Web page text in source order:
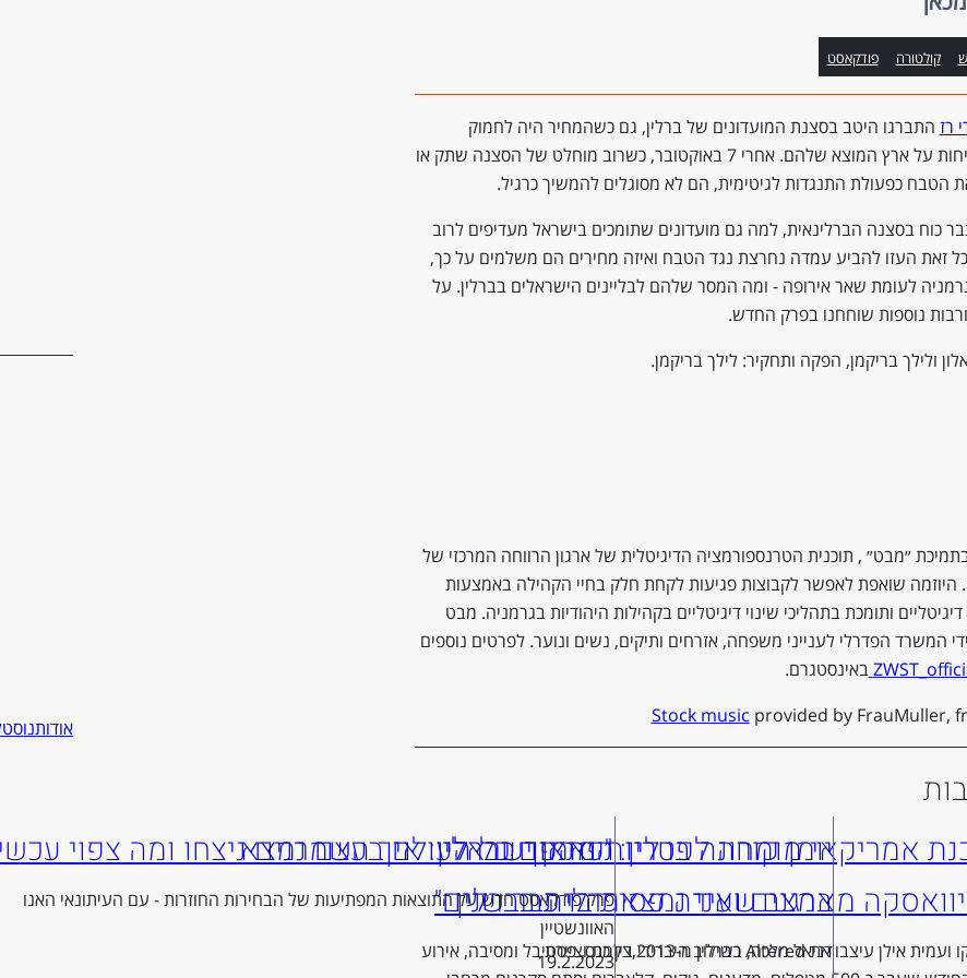
קולטורה פודקאסט
רז התברגו היטב בסצנת המועדונים של ברלין, גם כשהמחיר היה לחמוק
בעדינות משיחות על ארץ המוצא שלהם. אחרי 7 באוקטובר, כשרוב מוחלט של הסצנה שתק או
הטבח כפעולת התנגדות לגיטימית, הם לא מסוגלים להמשיך כרגיל.
כוח בסצנה הברלינאית, למה גם מועדונים שתומכים בישראל מעדיפים לרוב
זאת העזו להביע עמדה נחרצת נגד הטבח ואיזה מחירים הם משלמים על כך,
לעומת שאר אירופה - ומה המסר שלהם לבליינים הישראלים בברלין. על
נוספות שוחחנו בפרק החדש.
ולילך בריקמן, הפקה ותחקיר: לילך בריקמן.
״מבט״ , תוכנית הטרנספורמציה הדיגיטלית של ארגון הרווחה המרכזי של
היוזמה שואפת לאפשר לקבוצות פגיעות לקחת חלק בחיי הקהילה באמצעות
ותומכת בתהליכי שינוי דיגיטליים בקהילות היהודיות בגרמניה. מבט
המשרד הפדרלי לענייני משפחה, אזרחים ותיקים, נשים ונוער. לפרטים נוספים
באינסטגרם.
Stock music provided by FrauMuller,
אמריקאי מומחה לפטריות ואמן ישראלי
מארגנים ועידה פסיכדלית בברלין
דקס דה פרנקו ועמית אילן עיצבו את Altered כשילוב היברידי בין כנס, פסטיבל ומסיבה, אירוע
יומן קורונה ברלין: ״פתאום כל העולם בעצם נמצא
במצב שאני נמצאת בו כבר שנים״
דניאל מלכה, בברלין מ-2013,צלמת וציירת
המהפך בברלין: איך השמרנים ניצחו ומה צפוי
פרק פודקאסט חדש על התוצאות המפתיעות של הבחירות החוזרות - עם העיתונאי האנו
האוונשטיין
19.2.2023
אודות